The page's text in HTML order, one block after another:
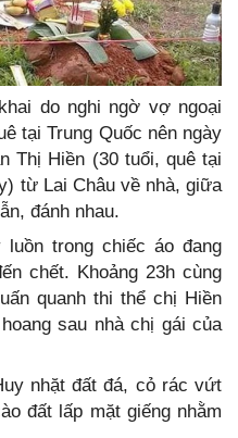
do nghi ngờ vợ ngoại
tại Trung Quốc nên ngày
Thị Hiền (30 tuổi, quê tại
từ Lai Châu về nhà, giữa
đánh nhau.
luồn trong chiếc áo đang
chết. Khoảng 23h cùng
quanh thi thể chị Hiền
sau nhà chị gái của
nhặt đất đá, cỏ rác vứt
đất lấp mặt giếng nhằm